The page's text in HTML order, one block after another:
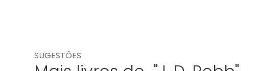
SUGESTÕES